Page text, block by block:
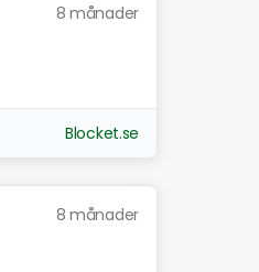
8 månader
Blocket.se
8 månader